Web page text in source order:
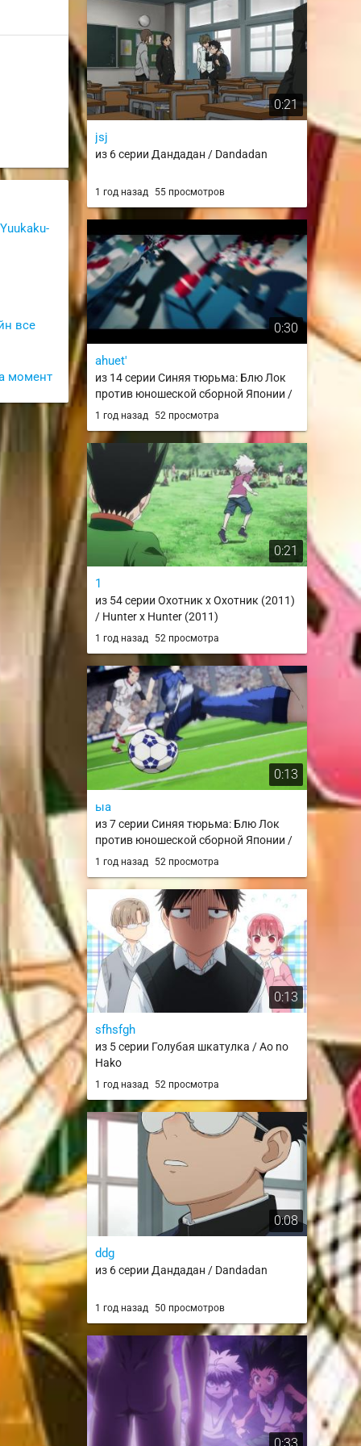
все
момент
0:21
jsj
из 6 серии Дандадан / Dandadan
1 год назад 55 просмотров
0:30
ahuet'
из 14 серии Синяя тюрьма: Блю Лок
против юношеской сборной Японии /
Blue Lock vs. U-20 Japan
1 год назад 52 просмотра
0:21
1
из 54 серии Охотник х Охотник (2011)
/ Hunter x Hunter (2011)
1 год назад 52 просмотра
0:13
ыа
из 7 серии Синяя тюрьма: Блю Лок
против юношеской сборной Японии /
Blue Lock vs. U-20 Japan
1 год назад 52 просмотра
0:13
sfhsfgh
из 5 серии Голубая шкатулка / Ao no
Hako
1 год назад 52 просмотра
0:08
ddg
из 6 серии Дандадан / Dandadan
1 год назад 50 просмотров